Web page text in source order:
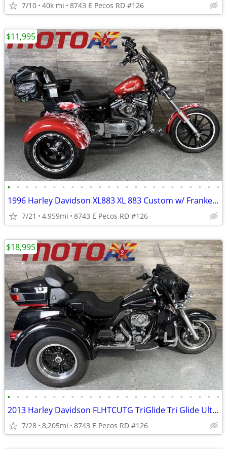
7/10 40k mi 8743 E Pecos RD #126
• • • • • • • • • • • • • • • • • • • • • • • •
1996 Harley Davidson XL883 XL 883 Custom w/ Frankenstein Trike Kit!
7/21 4,959mi 8743 E Pecos RD #126
$11,995
• • • • • • • • • • • • • • • • • • • • • • • •
2013 Harley Davidson FLHTCUTG TriGlide Tri Glide Ultra Classic Trike
7/28 8,205mi 8743 E Pecos RD #126
$18,995